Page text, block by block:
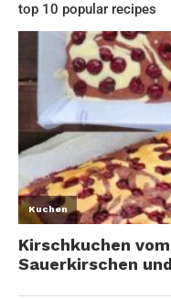
top 10 popular recipes